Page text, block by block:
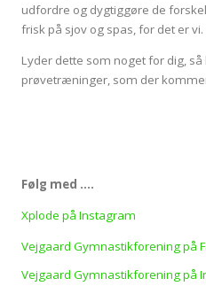
udfordre og dygtiggøre de
frisk på sjov og spas, for det er vi.
Lyder dette som noget for dig, så
prøvetræninger, som der
Følg med ….
Xplode på Instagram
Vejgaard Gymnastikforening på
Vejgaard Gymnastikforening på